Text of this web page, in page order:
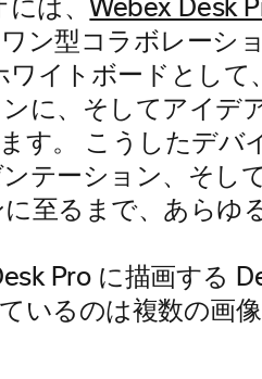
には、Webex Desk
ン型コラボレーシ
ワイトボードとして
に、そしてアイデ
す。 こうしたデバ
テーション、そし
至るまで、あらゆ